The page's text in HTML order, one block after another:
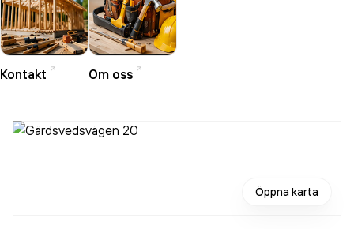
Kontakt Om oss
Öppna karta